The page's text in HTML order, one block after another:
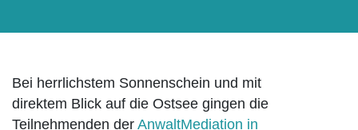
Bei herrlichstem Sonnenschein und mit
direktem Blick auf die Ostsee gingen die
Teilnehmenden der AnwaltMediation in